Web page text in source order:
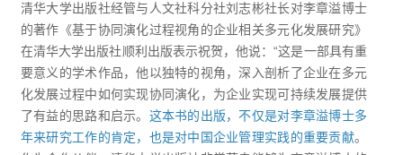
清华大学出版社经管与人文社科分社刘志彬社长对李章溢博士
的著作《基于协同演化过程视角的企业相关多元化发展研究》
在清华大学出版社顺利出版表示祝贺，他说：“这是一部具有重
要意义的学术作品，他以独特的视角，深入剖析了企业在多元
化发展过程中如何实现协同演化，为企业实现可持续发展提供
了有益的思路和启示。 这本书的出版，不仅是对李章溢博士多
年来研究工作的肯定，也是对中国企业管理实践的重要贡献。